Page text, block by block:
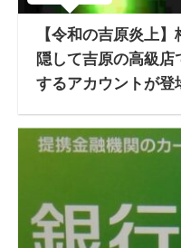
【令和の吉原炎上
隠して吉原の高級店
するアカウントが登